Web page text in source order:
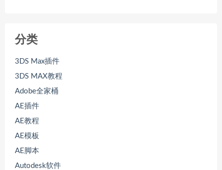
分类
3DS Max插件
3DS MAX教程
Adobe全家桶
AE插件
AE教程
AE模板
AE脚本
Autodesk软件